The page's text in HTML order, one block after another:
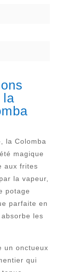
la
la Colomba
magique
aux frites
la vapeur,
potage
parfaite en
les
un onctueux
qui